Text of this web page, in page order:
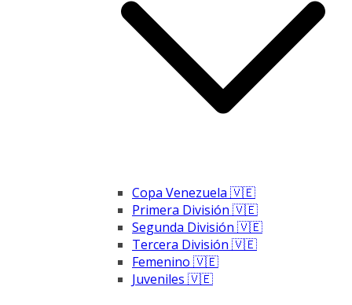
Copa Venezuela 🇻🇪
Primera División 🇻🇪
Segunda División 🇻🇪
Tercera División 🇻🇪
Femenino 🇻🇪
Juveniles 🇻🇪